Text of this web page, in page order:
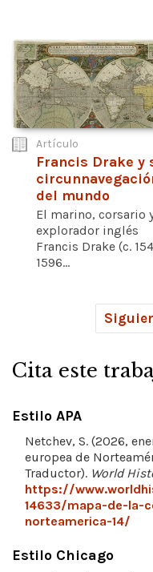
Artículo
Francis Drake y
del mundo
El marino, corsario
explorador inglés
Francis Drake (c.
1596...
Cita este
Estilo APA
Netchev, S. (2026,
europea de
Traductor). World
https://
14633/mapa-de-la-
norteamerica-14/
Estilo Chicago